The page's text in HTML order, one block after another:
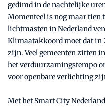
gedimd in de nachtelijke
Momenteel is nog maar tien
lichtmasten in Nederland
Klimaatakkoord moet dat
zijn. Veel gemeenten zitten
het verduurzamingstempo
voor openbare verlichting
Met het Smart City